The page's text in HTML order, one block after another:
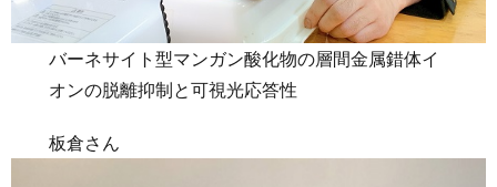
バーネサイト型マンガン酸化物の層間金属錯体イ
オンの脱離抑制と可視光応答性
板倉さん